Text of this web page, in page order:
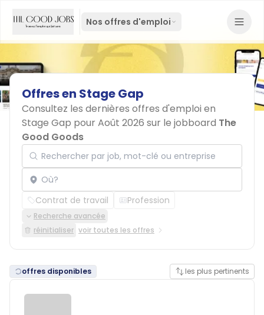
Nos offres d'emploi
Offresen StageGap
Consultez les dernières offres d'emploi en
Stage Gap pour Août 2026 sur le jobboard The
Good Goods
Rechercher par job, mot-clé ou entreprise
Localisation
Contrat de travail Profession
Recherche avancée
réinitialiser voir toutes les offres
offres disponibles les plus pertinents